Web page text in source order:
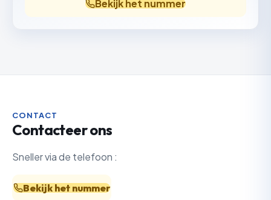
Bekijk het nummer
CONTACT
Contacteer ons
Sneller via de telefoon :
Bekijk het nummer